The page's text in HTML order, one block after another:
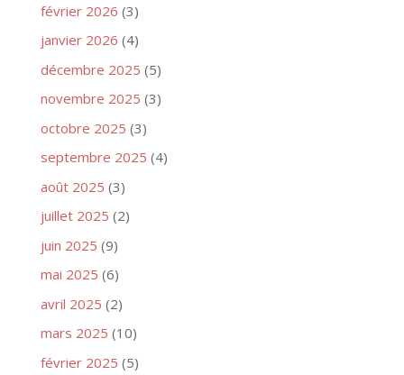
février 2026 (3)
janvier 2026 (4)
décembre 2025 (5)
novembre 2025 (3)
octobre 2025 (3)
septembre 2025 (4)
août 2025 (3)
juillet 2025 (2)
juin 2025 (9)
mai 2025 (6)
avril 2025 (2)
mars 2025 (10)
février 2025 (5)